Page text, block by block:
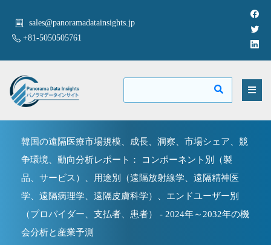
sales@panoramadatainsights.jp
+81-5050505761
韓国の遠隔医療市場規模、成長、洞察、市場シェア、競
争環境、動向分析レポート： コンポーネント別（製
品、サービス）、用途別（遠隔放射線学、遠隔精神医
学、遠隔病理学、遠隔皮膚科学）、エンドユーザー別
（プロバイダー、支払者、患者） - 2024年～2032年の機
会分析と産業予測